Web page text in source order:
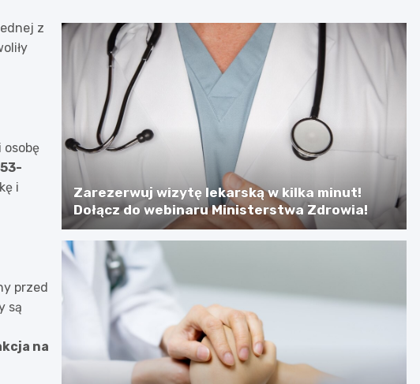
z
osobę
53-
i
przed
są
na
Zarezerwuj wizytę lekarską w kilka minut!
Dołącz do webinaru Ministerstwa Zdrowia!